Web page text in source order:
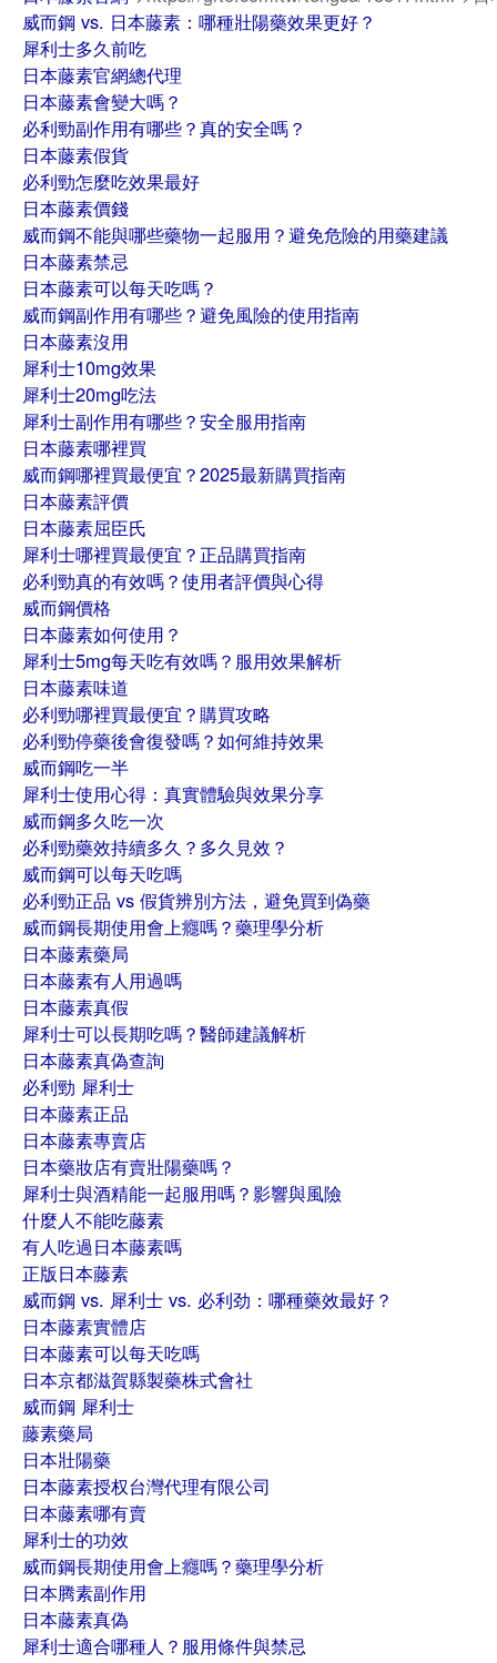
威而鋼 vs. 日本藤素：哪種壯陽藥效果更好？
犀利士多久前吃
日本藤素官網總代理
日本藤素會變大嗎？
必利勁副作用有哪些？真的安全嗎？
日本藤素假貨
必利勁怎麼吃效果最好
日本藤素價錢
威而鋼不能與哪些藥物一起服用？避免危險的用藥建議
日本藤素禁忌
日本藤素可以每天吃嗎？
威而鋼副作用有哪些？避免風險的使用指南
日本藤素沒用
犀利士10mg效果
犀利士20mg吃法
犀利士副作用有哪些？安全服用指南
日本藤素哪裡買
威而鋼哪裡買最便宜？2025最新購買指南
日本藤素評價
日本藤素屈臣氏
犀利士哪裡買最便宜？正品購買指南
必利勁真的有效嗎？使用者評價與心得
威而鋼價格
日本藤素如何使用？
犀利士5mg每天吃有效嗎？服用效果解析
日本藤素味道
必利勁哪裡買最便宜？購買攻略
必利勁停藥後會復發嗎？如何維持效果
威而鋼吃一半
犀利士使用心得：真實體驗與效果分享
威而鋼多久吃一次
必利勁藥效持續多久？多久見效？
威而鋼可以每天吃嗎
必利勁正品 vs 假貨辨別方法，避免買到偽藥
威而鋼長期使用會上癮嗎？藥理學分析
日本藤素藥局
日本藤素有人用過嗎
日本藤素真假
犀利士可以長期吃嗎？醫師建議解析
日本藤素真偽查詢
必利勁 犀利士
日本藤素正品
日本藤素專賣店
日本藥妝店有賣壯陽藥嗎？
犀利士與酒精能一起服用嗎？影響與風險
什麼人不能吃藤素
有人吃過日本藤素嗎
正版日本藤素
威而鋼 vs. 犀利士 vs. 必利劲：哪種藥效最好？
日本藤素實體店
日本藤素可以每天吃嗎
日本京都滋賀縣製藥株式會社
威而鋼 犀利士
藤素藥局
日本壯陽藥
日本藤素授权台灣代理有限公司
日本藤素哪有賣
犀利士的功效
威而鋼長期使用會上癮嗎？藥理學分析
日本腾素副作用
日本藤素真偽
犀利士適合哪種人？服用條件與禁忌